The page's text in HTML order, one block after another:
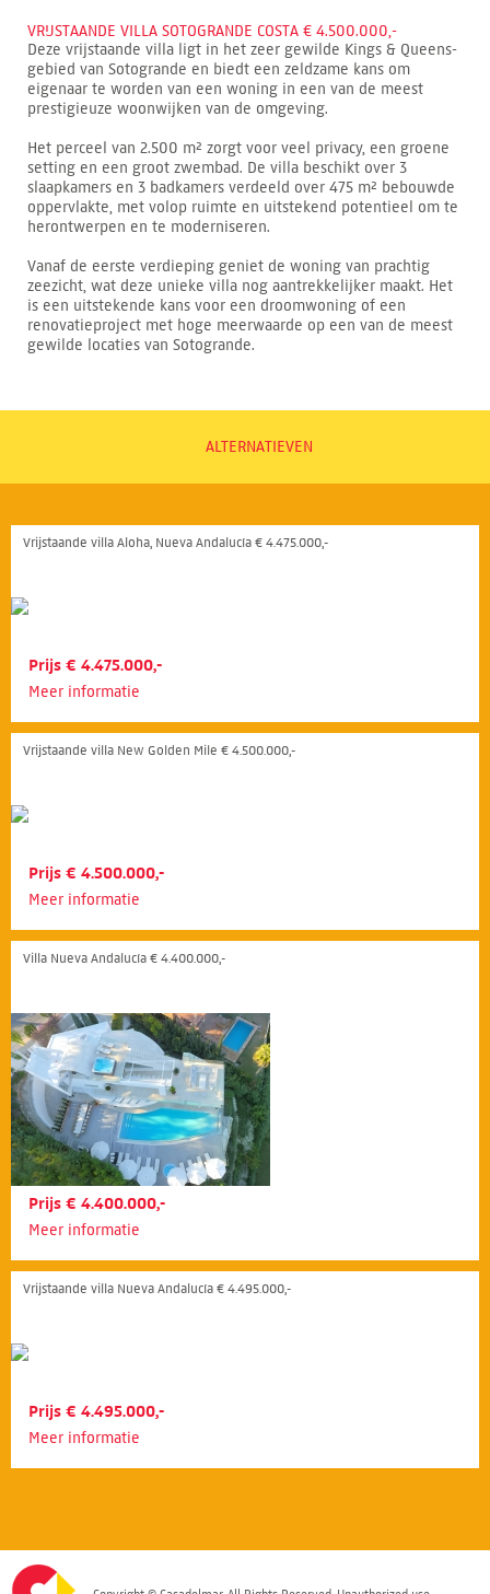
VRIJSTAANDE VILLA SOTOGRANDE COSTA € 4.500.000,-
Deze vrijstaande villa ligt in het zeer gewilde Kings & Queens-
gebied van Sotogrande en biedt een zeldzame kans om
eigenaar te worden van een woning in een van de meest
prestigieuze woonwijken van de omgeving.
Het perceel van 2.500 m² zorgt voor veel privacy, een groene
setting en een groot zwembad. De villa beschikt over 3
slaapkamers en 3 badkamers verdeeld over 475 m² bebouwde
oppervlakte, met volop ruimte en uitstekend potentieel om te
herontwerpen en te moderniseren.
Vanaf de eerste verdieping geniet de woning van prachtig
zeezicht, wat deze unieke villa nog aantrekkelijker maakt. Het
is een uitstekende kans voor een droomwoning of een
renovatieproject met hoge meerwaarde op een van de meest
gewilde locaties van Sotogrande.
ALTERNATIEVEN
Vrijstaande villa Aloha, Nueva Andalucía € 4.475.000,-
Prijs € 4.475.000,-
Meer informatie
Vrijstaande villa New Golden Mile € 4.500.000,-
Prijs € 4.500.000,-
Meer informatie
Villa Nueva Andalucía € 4.400.000,-
Prijs € 4.400.000,-
Meer informatie
Vrijstaande villa Nueva Andalucía € 4.495.000,-
Prijs € 4.495.000,-
Meer informatie